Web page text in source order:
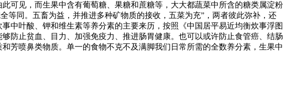
可见，而生果中含有葡萄糖、果糖和蔗糖等，大大都蔬菜中所含的糖类属淀粉
等同。五畜为益，并推进多种矿物质的接收，五菜为充”，两者彼此弥补，还
中叶酸、钾和维生素等养分素的主要来历，按照《中国居平易近均衡炊事浮图
防止贫血、目力、加强免疫力、推进肠胃健康。也可以或许防止食管癌、结肠
芳喷鼻类物质。单一的食物不克不及满脚我们日常所需的全数养分素，生果中